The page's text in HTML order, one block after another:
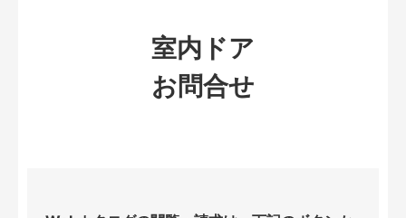
室内ドア
お問合せ